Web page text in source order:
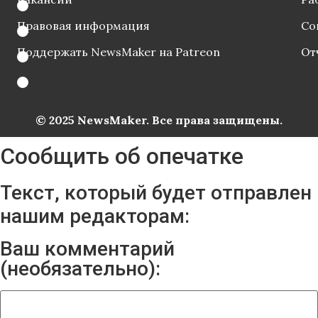
Правовая информация
Поддержать NewsMaker на Patreon
© 2025 NewsMaker. Все права защищены.
Сообщить об опечатке
Текст, который будет отправлен
нашим редакторам:
Ваш комментарий
(необязательно):